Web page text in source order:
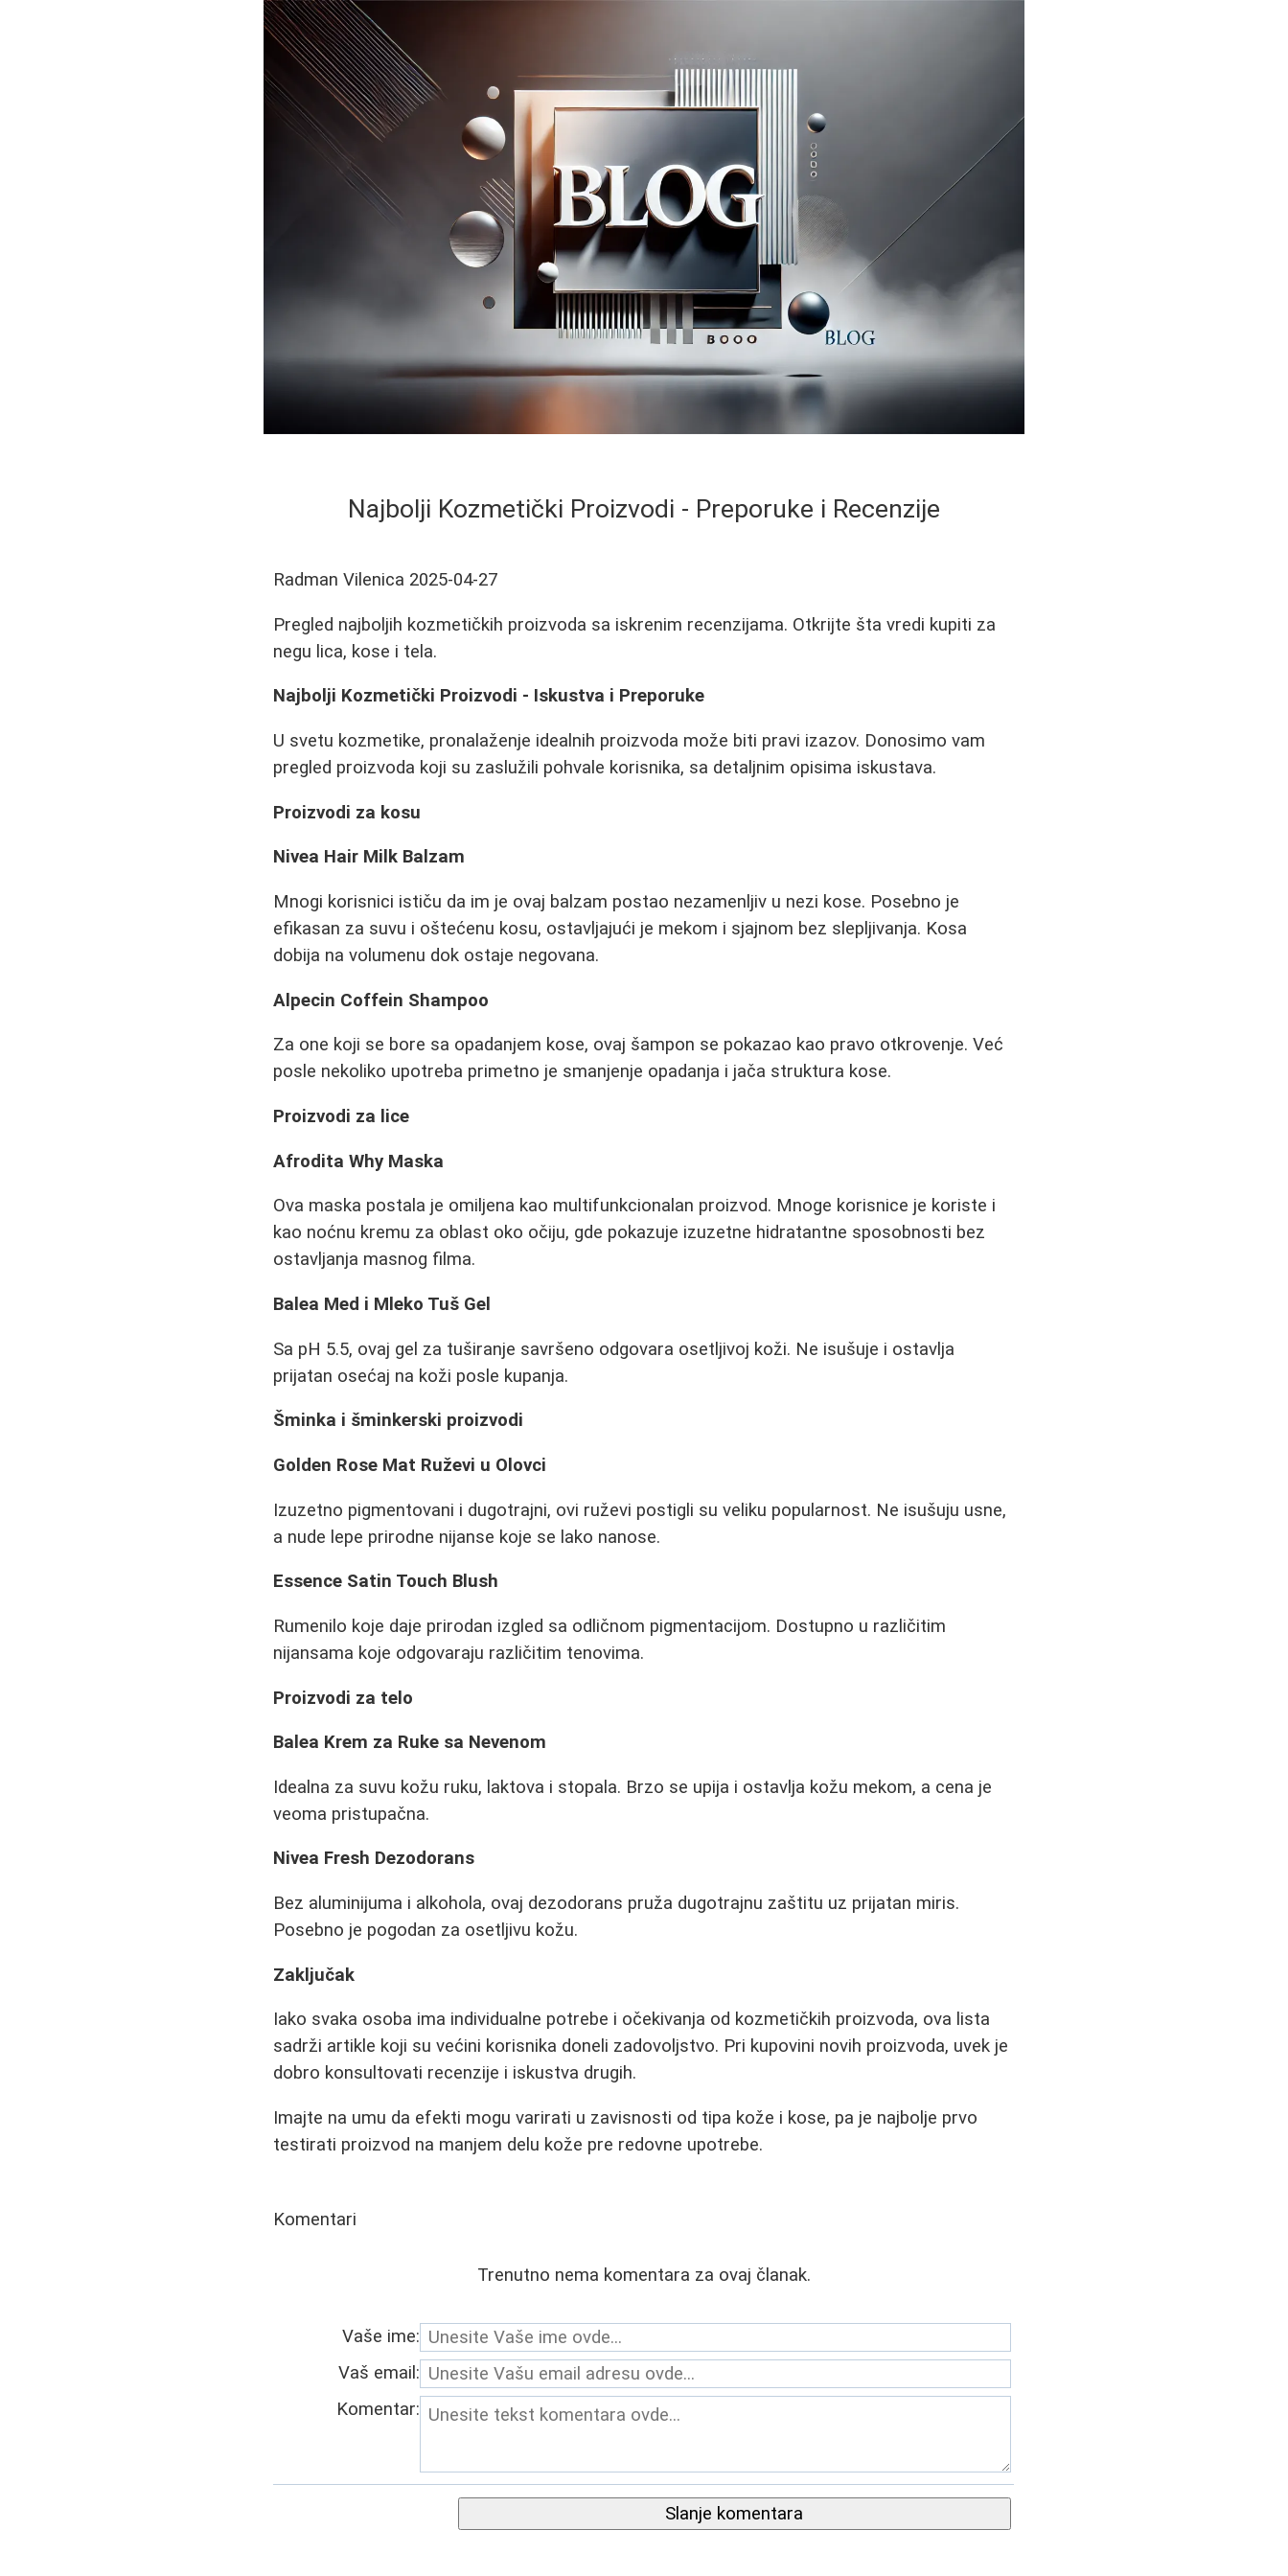
Najbolji Kozmetički Proizvodi - Preporuke i Recenzije
Radman Vilenica 2025-04-27
Pregled najboljih kozmetičkih proizvoda sa iskrenim recenzijama. Otkrijte šta vredi kupiti za
negu lica, kose i tela.
Najbolji Kozmetički Proizvodi - Iskustva i Preporuke
U svetu kozmetike, pronalaženje idealnih proizvoda može biti pravi izazov. Donosimo vam
pregled proizvoda koji su zaslužili pohvale korisnika, sa detaljnim opisima iskustava.
Proizvodi za kosu
Nivea Hair Milk Balzam
Mnogi korisnici ističu da im je ovaj balzam postao nezamenljiv u nezi kose. Posebno je
efikasan za suvu i oštećenu kosu, ostavljajući je mekom i sjajnom bez slepljivanja. Kosa
dobija na volumenu dok ostaje negovana.
Alpecin Coffein Shampoo
Za one koji se bore sa opadanjem kose, ovaj šampon se pokazao kao pravo otkrovenje. Već
posle nekoliko upotreba primetno je smanjenje opadanja i jača struktura kose.
Proizvodi za lice
Afrodita Why Maska
Ova maska postala je omiljena kao multifunkcionalan proizvod. Mnoge korisnice je koriste i
kao noćnu kremu za oblast oko očiju, gde pokazuje izuzetne hidratantne sposobnosti bez
ostavljanja masnog filma.
Balea Med i Mleko Tuš Gel
Sa pH 5.5, ovaj gel za tuširanje savršeno odgovara osetljivoj koži. Ne isušuje i ostavlja
prijatan osećaj na koži posle kupanja.
Šminka i šminkerski proizvodi
Golden Rose Mat Ruževi u Olovci
Izuzetno pigmentovani i dugotrajni, ovi ruževi postigli su veliku popularnost. Ne isušuju usne,
a nude lepe prirodne nijanse koje se lako nanose.
Essence Satin Touch Blush
Rumenilo koje daje prirodan izgled sa odličnom pigmentacijom. Dostupno u različitim
nijansama koje odgovaraju različitim tenovima.
Proizvodi za telo
Balea Krem za Ruke sa Nevenom
Idealna za suvu kožu ruku, laktova i stopala. Brzo se upija i ostavlja kožu mekom, a cena je
veoma pristupačna.
Nivea Fresh Dezodorans
Bez aluminijuma i alkohola, ovaj dezodorans pruža dugotrajnu zaštitu uz prijatan miris.
Posebno je pogodan za osetljivu kožu.
Zaključak
Iako svaka osoba ima individualne potrebe i očekivanja od kozmetičkih proizvoda, ova lista
sadrži artikle koji su većini korisnika doneli zadovoljstvo. Pri kupovini novih proizvoda, uvek je
dobro konsultovati recenzije i iskustva drugih.
Imajte na umu da efekti mogu varirati u zavisnosti od tipa kože i kose, pa je najbolje prvo
testirati proizvod na manjem delu kože pre redovne upotrebe.
Komentari
Trenutno nema komentara za ovaj članak.
Vaše ime:
Vaš email:
Komentar:
Slanje komentara